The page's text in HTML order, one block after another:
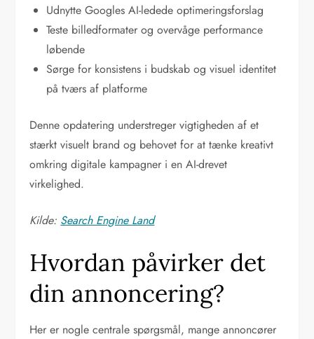
Udnytte Googles AI-ledede optimeringsforslag
Teste billedformater og overvåge performance
løbende
Sørge for konsistens i budskab og visuel identitet
på tværs af platforme
Denne opdatering understreger vigtigheden af et
stærkt visuelt brand og behovet for at tænke kreativt
omkring digitale kampagner i en AI-drevet
virkelighed.
Kilde: Search Engine Land
Hvordan påvirker det
din annoncering?
Her er nogle centrale spørgsmål, mange annoncører